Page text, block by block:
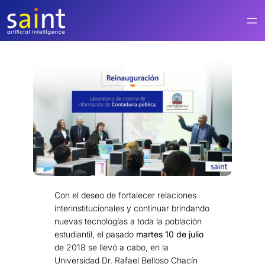
contenido
Con el deseo de fortalecer relaciones
interinstitucionales y continuar brindando
nuevas tecnologías a toda la población
estudiantil, el pasado martes 10 de julio
de 2018 se llevó a cabo, en la
Universidad Dr. Rafael Belloso Chacín